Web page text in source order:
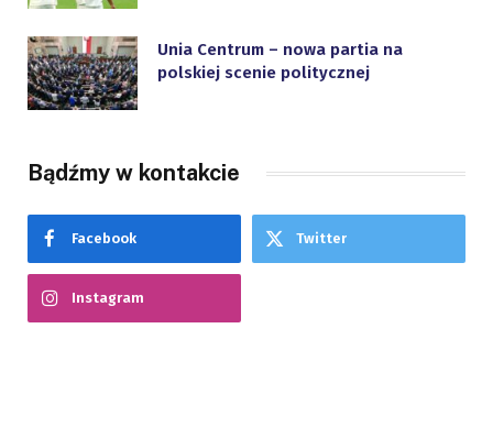
Unia Centrum – nowa partia na
polskiej scenie politycznej
Bądźmy w kontakcie
Facebook Twitter
Instagram